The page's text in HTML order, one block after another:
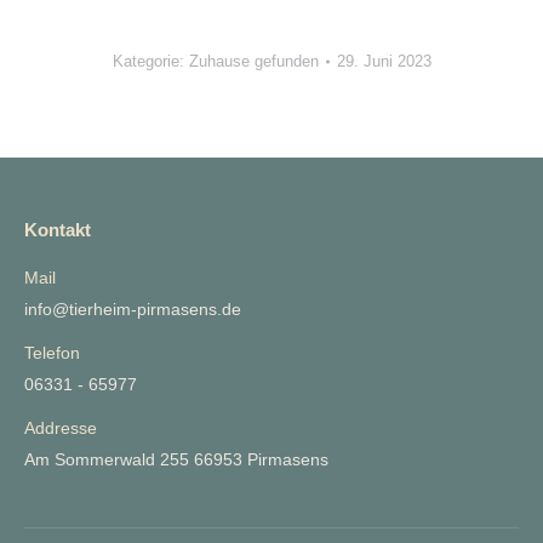
Kategorie: Zuhause gefunden 29. Juni 2023
Kontakt
Mail
info@tierheim-pirmasens.de
Telefon
06331 - 65977
Addresse
Am Sommerwald 255 66953 Pirmasens